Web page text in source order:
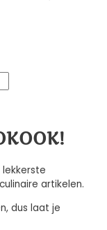
lekkerste
artikelen.
dus laat je